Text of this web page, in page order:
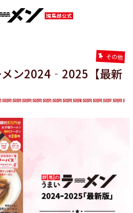
その他
メン2024‐2025【最新